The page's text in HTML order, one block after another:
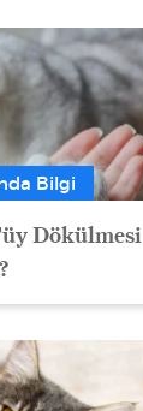
Bilgi
Dökülmesi